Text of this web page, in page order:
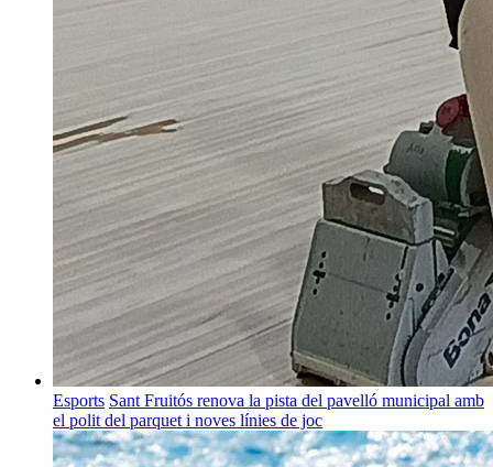
Esports Sant Fruitós renova la pista del pavelló municipal amb
el polit del parquet i noves línies de joc